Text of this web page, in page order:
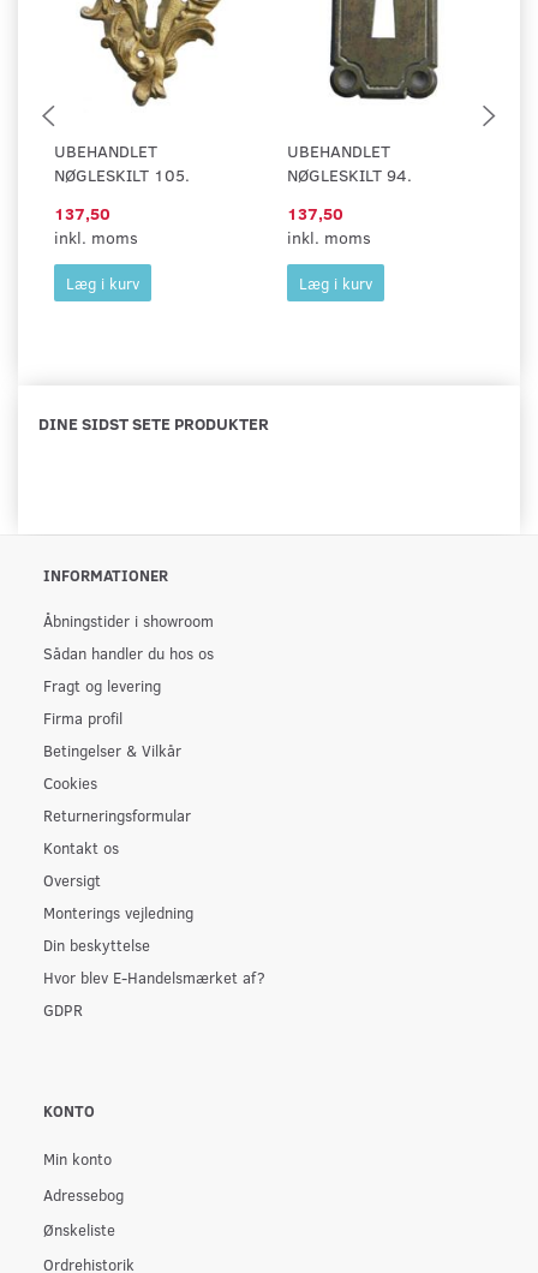
UBEHANDLET
NØGLESKILT 105.
137,50
inkl. moms
Læg i kurv
UBEHANDLET
NØGLESKILT 94.
137,50
inkl. moms
Læg i kurv
DINE SIDST SETE PRODUKTER
INFORMATIONER
Åbningstider i showroom
Sådan handler du hos os
Fragt og levering
Firma profil
Betingelser & Vilkår
Cookies
Returneringsformular
Kontakt os
Oversigt
Monterings vejledning
Din beskyttelse
Hvor blev E-Handelsmærket af?
GDPR
KONTO
Min konto
Adressebog
Ønskeliste
Ordrehistorik